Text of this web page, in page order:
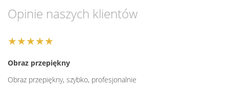
Opinie naszych klientów
★★★★★
Obraz przepiękny
Obraz przepiękny, szybko, profesjonalnie